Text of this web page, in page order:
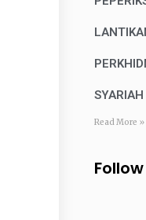
Read More »
Follow